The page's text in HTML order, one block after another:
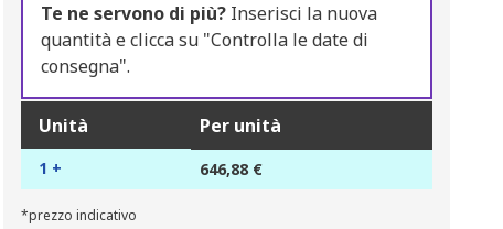
Te ne servono di più?Inserisci la nuova
quantità e clicca su "Controlla le date di
consegna".
Unità Per unità
1 + 646,88 €
*prezzo indicativo